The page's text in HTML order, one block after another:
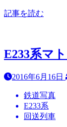
記事を読む
E233系マ
2016年6月16日
鉄道写真
E233系
回送列車